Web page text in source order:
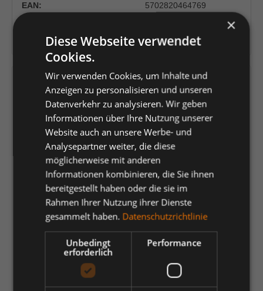
EAN:
5702820464769
Herstellernummer: 6812-254
Versandfertig in 4 Tagen, Lieferzeit 1-3 Tage
auswählen
Anthrazit Grau/Tomato Red Anthrazitgrau/Schwarz
Blue Ink/Dark Petrol Forest Green/Schwarz
Grün/Schwarz Schwarz/Anthrazit Grau
Surfer Blue/Schwarz Tomato Red/Anthrazit Grau
Weiss/Anthrazit Grau
auswählen
46
×
Diese Webseite verwendet
Cookies.
Wir verwenden Cookies, um Inhalte und
Anzeigen zu personalisieren und unseren
Datenverkehr zu analysieren. Wir geben
Informationen über Ihre Nutzung unserer
Website auch an unsere Werbe- und
Analysepartner weiter, die diese
möglicherweise mit anderen
Informationen kombinieren, die Sie ihnen
bereitgestellt haben oder die sie im
Rahmen Ihrer Nutzung ihrer Dienste
gesammelt haben. Datenschutzrichtlinie
Unbedingt
erforderlich
Performance